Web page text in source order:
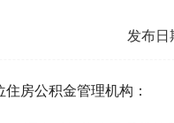
发布日
房公积金管理机构：